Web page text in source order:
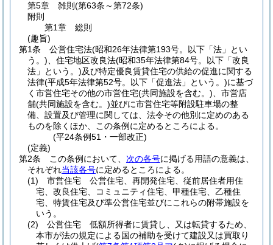
第5章
雑則 (第63条～第72条)
附則
第1章
総則
(趣旨)
第1条
公営住宅法(昭和26年法律第193号。以下「法」とい
う。) 、住宅地区改良法(昭和35年法律第84号。以下「改良
法」という。)及び特定優良賃貸住宅の供給の促進に関する
法律(平成5年法律第52号。以下「促進法」という。)に基づ
く市営住宅その他の市営住宅(共同施設を含む。) 、市営店
舗(共同施設を含む。)並びに市営住宅等附設駐車場の整
備、設置及び管理に関しては、法令その他別に定めのある
ものを除くほか、この条例に定めるところによる。
(平24条例51・一部改正)
(定義)
第2条
この条例において、 次の各号に掲げる用語の意義は、
それぞれ当該各号に定めるところによる。
(1)
市営住宅 公営住宅、再開発住宅、従前居住者用住
宅、改良住宅、コミュニティ住宅、甲種住宅、乙種住
宅、特賃住宅及び準公営住宅並びにこれらの附帯施設を
いう。
(2)
公営住宅 低額所得者に賃貸し、又は転貸するため、
本市が法の規定による国の補助を受けて建設又は買取り